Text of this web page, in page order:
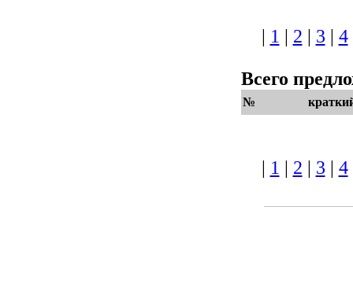
| 1 | 2 | 3 | 4
Всего
№
| 1 | 2 | 3 | 4